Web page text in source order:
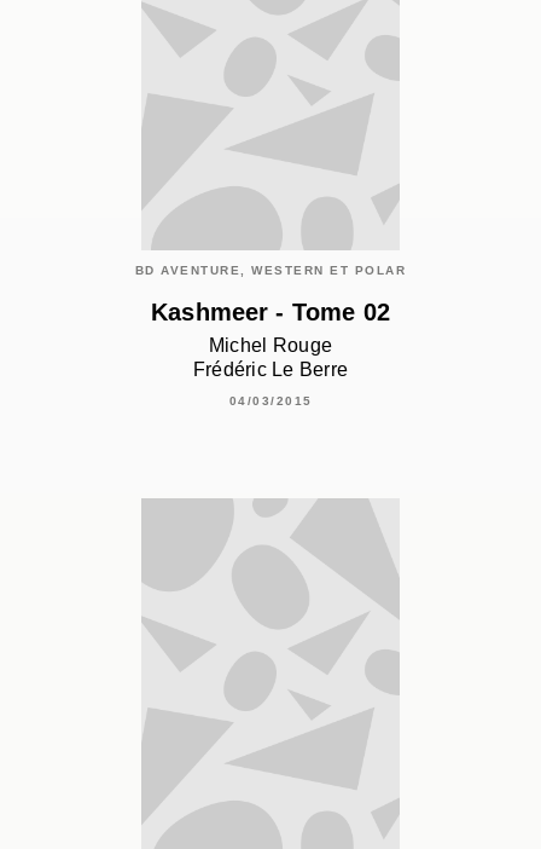
BD AVENTURE, WESTERN ET POLAR
Kashmeer - Tome 02
Michel Rouge
Frédéric Le Berre
04/03/2015